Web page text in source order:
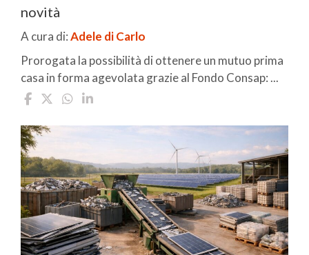
novità
A cura di:Adele di Carlo
Prorogata la possibilità di ottenere un mutuo prima
casa in forma agevolata grazie al Fondo Consap: ...